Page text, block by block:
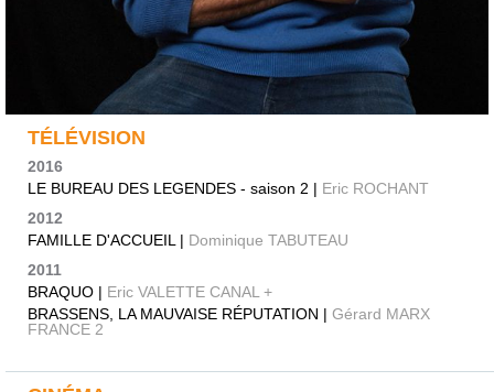
TÉLÉVISION
2016
LE BUREAU DES LEGENDES - saison 2 | Eric ROCHANT
2012
FAMILLE D'ACCUEIL | Dominique TABUTEAU
2011
BRAQUO | Eric VALETTE CANAL +
BRASSENS, LA MAUVAISE RÉPUTATION | Gérard MARX
FRANCE 2